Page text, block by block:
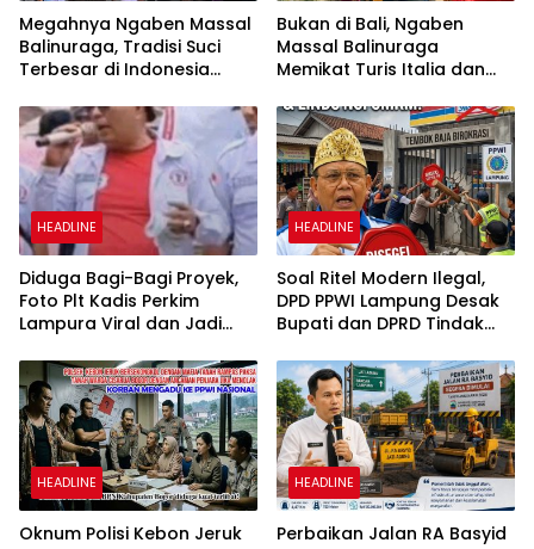
Megahnya Ngaben Massal
Balinuraga, Tradisi Suci
Terbesar di Indonesia
dan Merekatkan Ikatan
Keluarga
Bukan di Bali, Ngaben
Massal Balinuraga
Memikat Turis Italia dan
HEADLINE
Diduga Bagi-Bagi Proyek,
Foto Plt Kadis Perkim
Lampura Viral dan Jadi
Netizen
HEADLINE
Soal Ritel Modern Ilegal,
DPD PPWI Lampung Desak
Bupati dan DPRD Tindak
No 02/2016
HEADLINE
Oknum Polisi Kebon Jeruk
HEADLINE
Perbaikan Jalan RA Basyid